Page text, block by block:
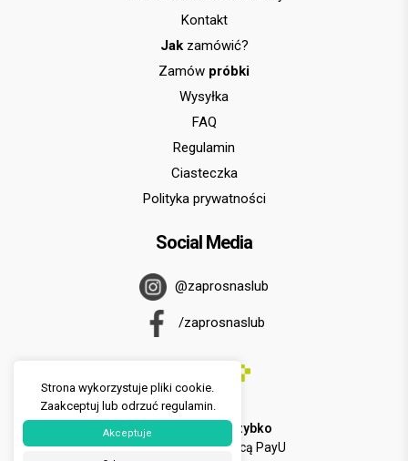
Kontakt
Jakzamówić?
Zamów próbki
Wysyłka
FAQ
Regulamin
Ciasteczka
Polityka prywatności
Social Media
@zaprosnaslub
/zaprosnaslub
U nas zapłacisz
szybko
iwygodnieza pomocą PayU
Strona wykorzystuje pliki cookie.
Zaakceptuj lub odrzuć regulamin.
Akceptuje